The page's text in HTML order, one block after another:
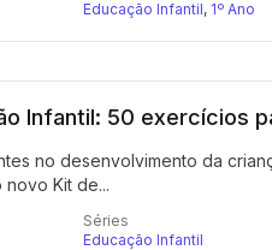
Educação Infantil, 1º Ano
Infantil: 50 exercícios
no desenvolvimento da
Kit de...
Séries
Educação Infantil